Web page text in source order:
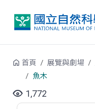
首頁 展覽與劇場
魚木
1,772